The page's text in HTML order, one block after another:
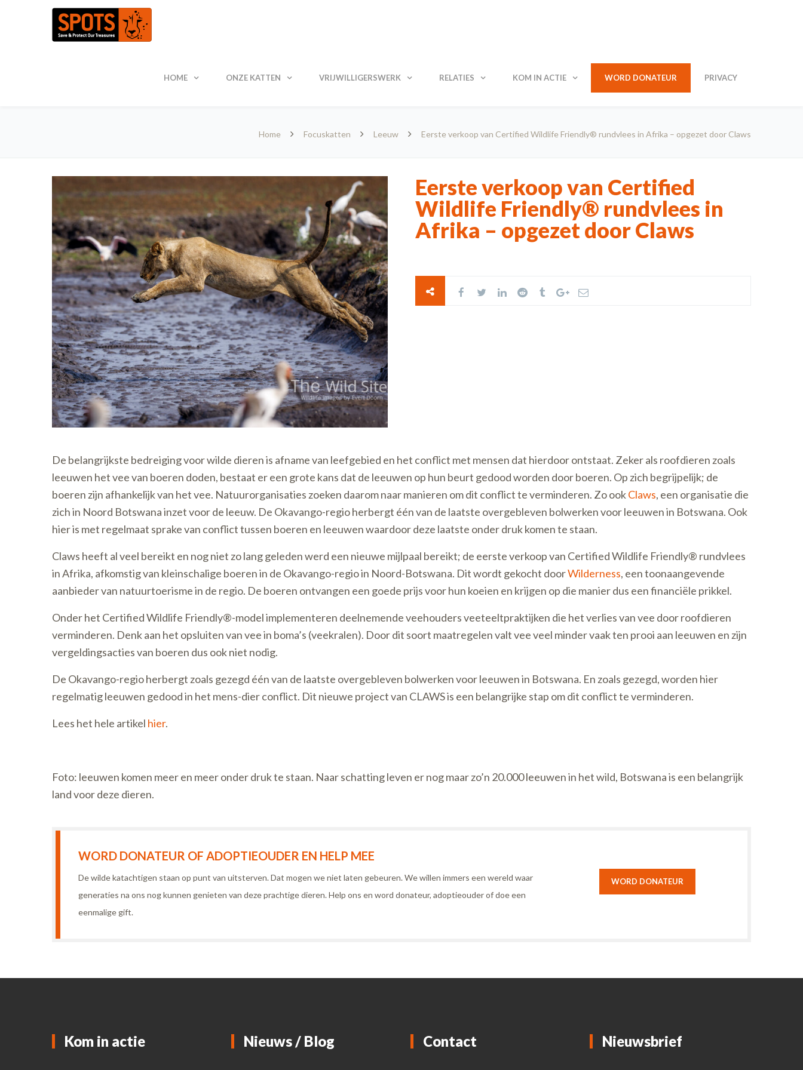
HOME ONZE KATTEN VRIJWILLIGERSWERK RELATIES KOM IN ACTIE WORD DONATEUR PRIVACY
Home Focuskatten Leeuw Eerste verkoop van Certified Wildlife Friendly® rundvlees in Afrika – opgezet door Claws
Eerste verkoop van Certified
Wildlife Friendly® rundvlees in
Afrika – opgezet door Claws
De belangrijkste bedreiging voor wilde dieren is afname van leefgebied en het conflict met mensen dat hierdoor ontstaat. Zeker als roofdieren zoals
leeuwen het vee van boeren doden, bestaat er een grote kans dat de leeuwen op hun beurt gedood worden door boeren. Op zich begrijpelijk; de
boeren zijn afhankelijk van het vee. Natuurorganisaties zoeken daarom naar manieren om dit conflict te verminderen. Zo ookClaws, een organisatie die
zich in Noord Botswana inzet voor de leeuw. De Okavango-regio herbergt één van de laatste overgebleven bolwerken voor leeuwen in Botswana. Ook
hier is met regelmaat sprake van conflict tussen boeren en leeuwen waardoor deze laatste onder druk komen te staan.
Claws heeft al veel bereikt en nog niet zo lang geleden werd een nieuwe mijlpaal bereikt; de eerste verkoop van Certified Wildlife Friendly® rundvlees
in Afrika, afkomstig van kleinschalige boeren in de Okavango-regio in Noord-Botswana. Dit wordt gekocht doorWilderness, een toonaangevende
aanbieder van natuurtoerisme in de regio. De boeren ontvangen een goede prijs voor hun koeien en krijgen op die manier dus een financiële prikkel.
Onder het Certified Wildlife Friendly®-model implementeren deelnemende veehouders veeteeltpraktijken die het verlies van vee door roofdieren
verminderen. Denk aan het opsluiten van vee in boma’s (veekralen). Door dit soort maatregelen valt vee veel minder vaak ten prooi aan leeuwen en zijn
vergeldingsacties van boeren dus ook niet nodig.
De Okavango-regio herbergt zoals gezegd één van de laatste overgebleven bolwerken voor leeuwen in Botswana. En zoals gezegd, worden hier
regelmatig leeuwen gedood in het mens-dier conflict. Dit nieuwe project van CLAWS is een belangrijke stap om dit conflict te verminderen.
Lees het hele artikel hier.
Foto: leeuwen komen meer en meer onder druk te staan. Naar schatting leven er nog maar zo’n 20.000 leeuwen in het wild, Botswana is een belangrijk
land voor deze dieren.
WORD DONATEUR OF ADOPTIEOUDER EN HELP MEE
De wilde katachtigen staan op punt van uitsterven. Dat mogen we niet laten gebeuren. We willen immers een wereld waar
generaties na ons nog kunnen genieten van deze prachtige dieren. Help ons en word donateur, adoptieouder of doe een
eenmalige gift.
WORD DONATEUR
Kom in actie Nieuws / Blog Contact Nieuwsbrief